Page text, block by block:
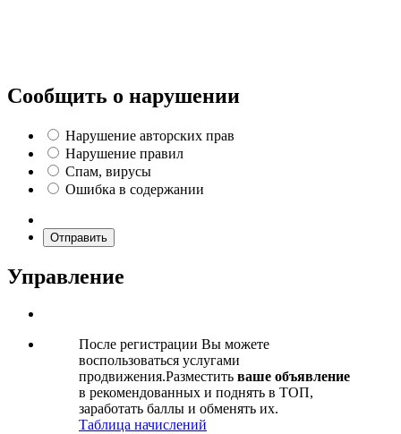
Сообщить о нарушении
Нарушение авторских прав
Нарушение правил
Спам, вирусы
Ошибка в содержании
Отправить
Управление
После регистрации Вы можете
воспользоваться услугами
продвижения.Разместить ваше объявление
в рекомендованных и поднять в ТОП,
заработать баллы и обменять их.
Таблица начислений